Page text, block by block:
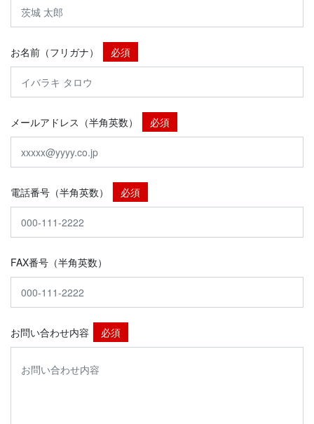
お名前（フリガナ） 必須
メールアドレス（半角英数） 必須
電話番号（半角英数） 必須
FAX番号（半角英数）
お問い合わせ内容 必須